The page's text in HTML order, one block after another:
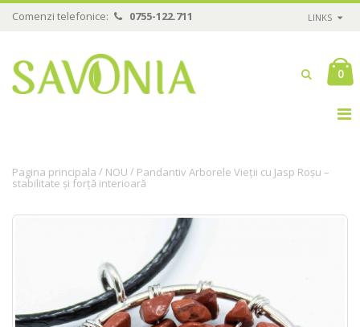
Comenzi telefonice: 0755-122.711 LINKS
0
Pagina principala / NOU / Pandantiv Arborele Vieții cu Jasp Roșu –
stabilitate și forță interioară